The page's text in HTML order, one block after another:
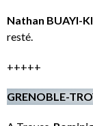
Nathan BUAYI-
resté.
+++++
GRENOBLE-